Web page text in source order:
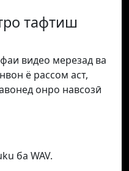
тафтиш
видео мерезад ва
ё рассом аст,
онро навсозӣ
ба WAV.